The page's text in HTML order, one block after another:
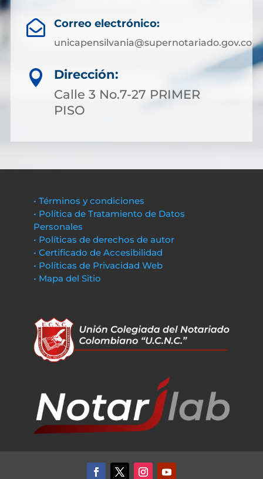
 Correo electrónico:
unicapensilvania@supernotariado.gov.co

Dirección:
Calle 3 No.7-27 PRIMER
PISO
• Términos y condiciones
• Política de Tratamiento de Datos
Personales
• Políticas de derechos de autor
• Certificado de Accesibilidad
• Políticas de Privacidad Web
• Mapa del Sitio